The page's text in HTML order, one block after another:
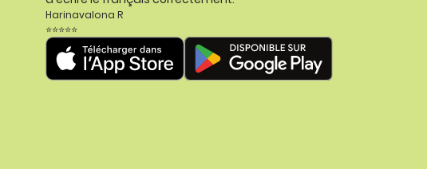
Harinavalona R
⭐⭐⭐⭐⭐